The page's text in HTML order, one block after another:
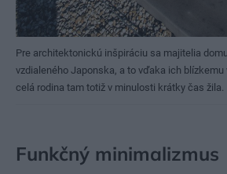
Pre architektonickú inšpiráciu sa majitelia
vzdialeného Japonska, a to vďaka ich blízkemu
celá rodina tam totiž v minulosti krátky čas žila.
Funkčný minimalizmus